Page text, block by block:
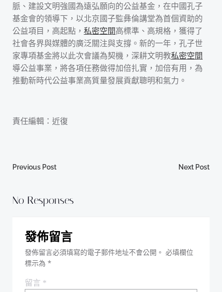
脈、建設文明強國為遠弘願向的公益基金，在中國孔子
基金會的領導下，以北京國子監彝倫講堂為首個資助的
公益項目，高起點， 私密空間高標準、高規格，獲得了
社會各界與媒體的廣泛關注與支撐。新的一年，孔子世
家專項基金將以此次會議為契機，深耕文明教私密空間
導公益事業，將各項任務做得加倍扎實，加倍有用，為
推動新時代公益事業高質量發展貢獻聰明和氣力。
責任編輯：近復
Post
navigation
Previous Post Next Post
No Responses
發佈留言
發佈留言必須填寫的電子郵件地址不會公開。 必填欄位
標示為 *
留言 *